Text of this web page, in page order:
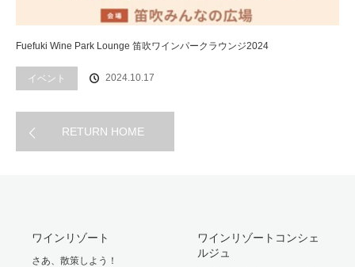
Fuefuki Wine Park Lounge 笛吹ワインパークラウンジ2024
イベント 2024.10.17
RETURN HOME
ワインリゾート
さあ、散策しよう！
ワインリゾートコンシェ
ルジュ